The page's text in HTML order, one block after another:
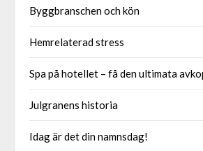
Byggbranschen och kön
Hemrelaterad stress
Spa på hotellet – få den ultimata
Julgranens historia
Idag är det din namnsdag!